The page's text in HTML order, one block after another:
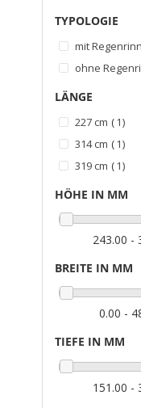
TYPOLOGIE
mit
ohne
LÄNGE
227 cm 1
314 cm
1
319 cm
1
HÖHE IN MM
243.00 -
BREITE IN MM
0.00 -
TIEFE IN MM
151.00 -